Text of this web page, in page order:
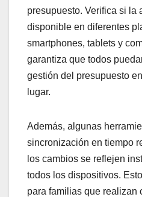
presupuesto. Verifica si la
disponible en diferentes
smartphones, tablets y
garantiza que todos
gestión del presupuesto
lugar.
Además, algunas
sincronización en tiempo
los cambios se reflejen
todos los dispositivos.
para familias que realizan